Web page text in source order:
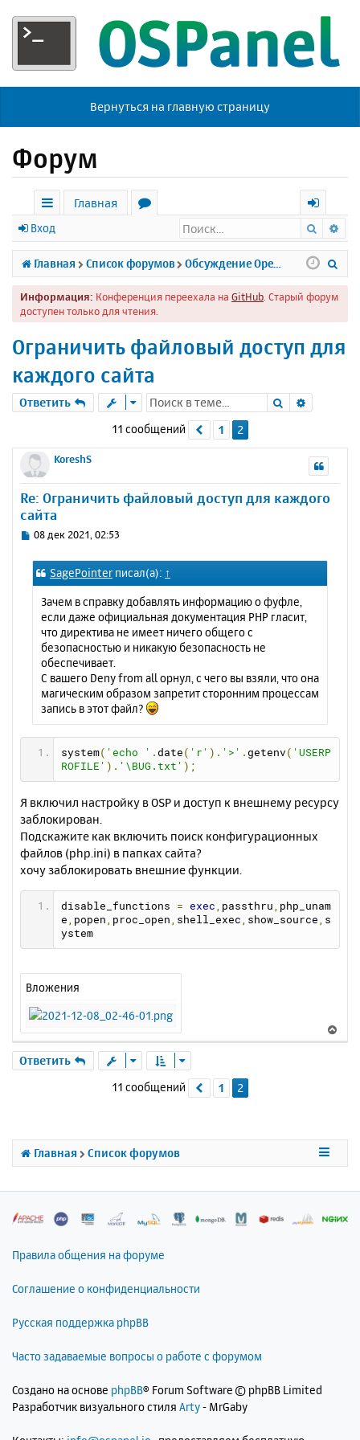
Вернуться на главную страницу
Форум
с
ы
л
к
Главная
р
у
м
х
о
д
Вход Поиск
Главная Список форумов
к
Информация: Конференция переехала на GitHub . Старый форум
доступен только для чтения.
Ограничить файловый доступ для
каждого сайта
Ответить Поиск
11 сообщений Пред.
1 2
KoreshS
Re: Ограничить файловый доступ для каждого
сайта
С
о
б
08 дек 2021, 02:53
SagePointer писал(а): ↑
Зачем в справку добавлять информацию о фуфле,
если даже официальная документация PHP гласит,
что директива не имеет ничего общего с
безопасностью и никакую безопасность не
обеспечивает.
С вашего Deny from all орнул, с чего вы взяли, что она
магическим образом запретит сторонним процессам
запись в этот файл?
system( 'echo ' . date ( 'r' ). '>' . getenv ( 'USERP
ROFILE' ). '\BUG.txt' );
Я включил настройку в OSP и доступ к внешнему ресурсу
заблокирован.
Подскажите как включить поиск конфигурационных
файлов (php.ini) в папках сайта?
хочу заблокировать внешние функции.
disable_functions = exec , passthru , php_unam
e , popen , proc_open , shell_exec , show_source , s
ystem
Вложения
е
к
Ответить
11 сообщений Пред.
1 2
Главная Список форумов
Правила общения на форуме
Соглашение о конфиденциальности
Русская поддержка phpBB
Часто задаваемые вопросы о работе с форумом
Создано на основе phpBB® Forum Software © phpBB Limited
Разработчик визуального стиля Arty- MrGaby